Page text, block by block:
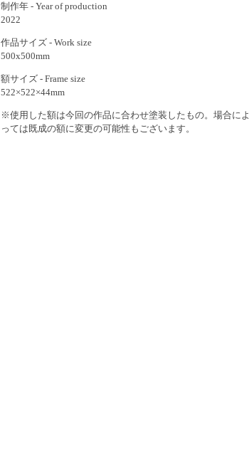
制作年 - Year of production
2022
作品サイズ - Work size
500x500mm
額サイズ - Frame size
522×522×44mm
※使用した額は今回の作品に合わせ塗装したもの。場合によ
っては既成の額に変更の可能性もございます。